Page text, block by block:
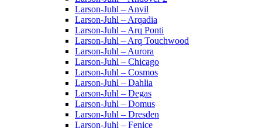
Larson-Juhl – Anvil
Larson-Juhl – Arqadia
Larson-Juhl – Arq Ponti
Larson-Juhl – Arq Touchwood
Larson-Juhl – Aurora
Larson-Juhl – Chicago
Larson-Juhl – Cosmos
Larson-Juhl – Dahlia
Larson-Juhl – Degas
Larson-Juhl – Domus
Larson-Juhl – Dresden
Larson-Juhl – Fenice